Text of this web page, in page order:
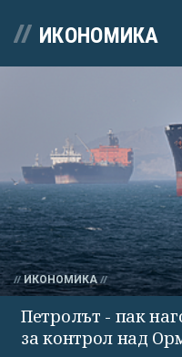
ИКОНОМИКА
ИКОНОМИКА
Петролът - пак
за контрол над